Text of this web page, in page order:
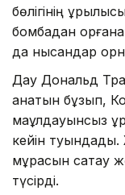
бөлігінің
бомбадан
да нысандар
Дау Дональд
қанатын бұзып,
мақұлдауынсыз
кейін
мұрасын сақтау
түсірді.